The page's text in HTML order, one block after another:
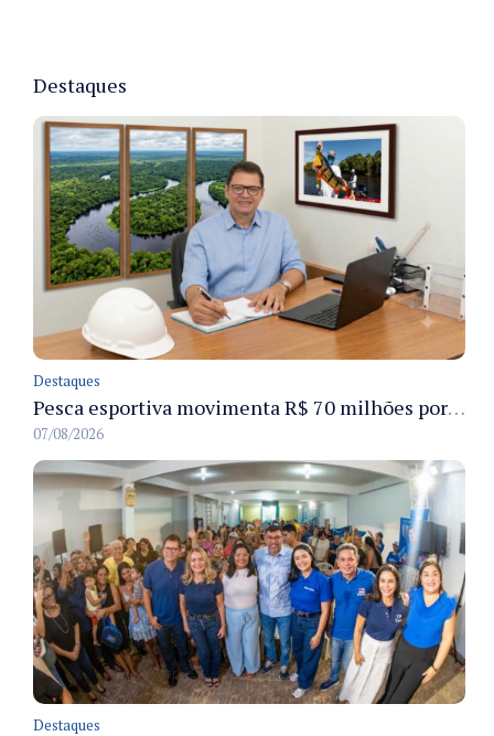
Destaques
Destaques
Pesca esportiva movimenta R$ 70 milhões por ano e ganha espaço na economia sustentável do Amazonas
07/08/2026
Destaques